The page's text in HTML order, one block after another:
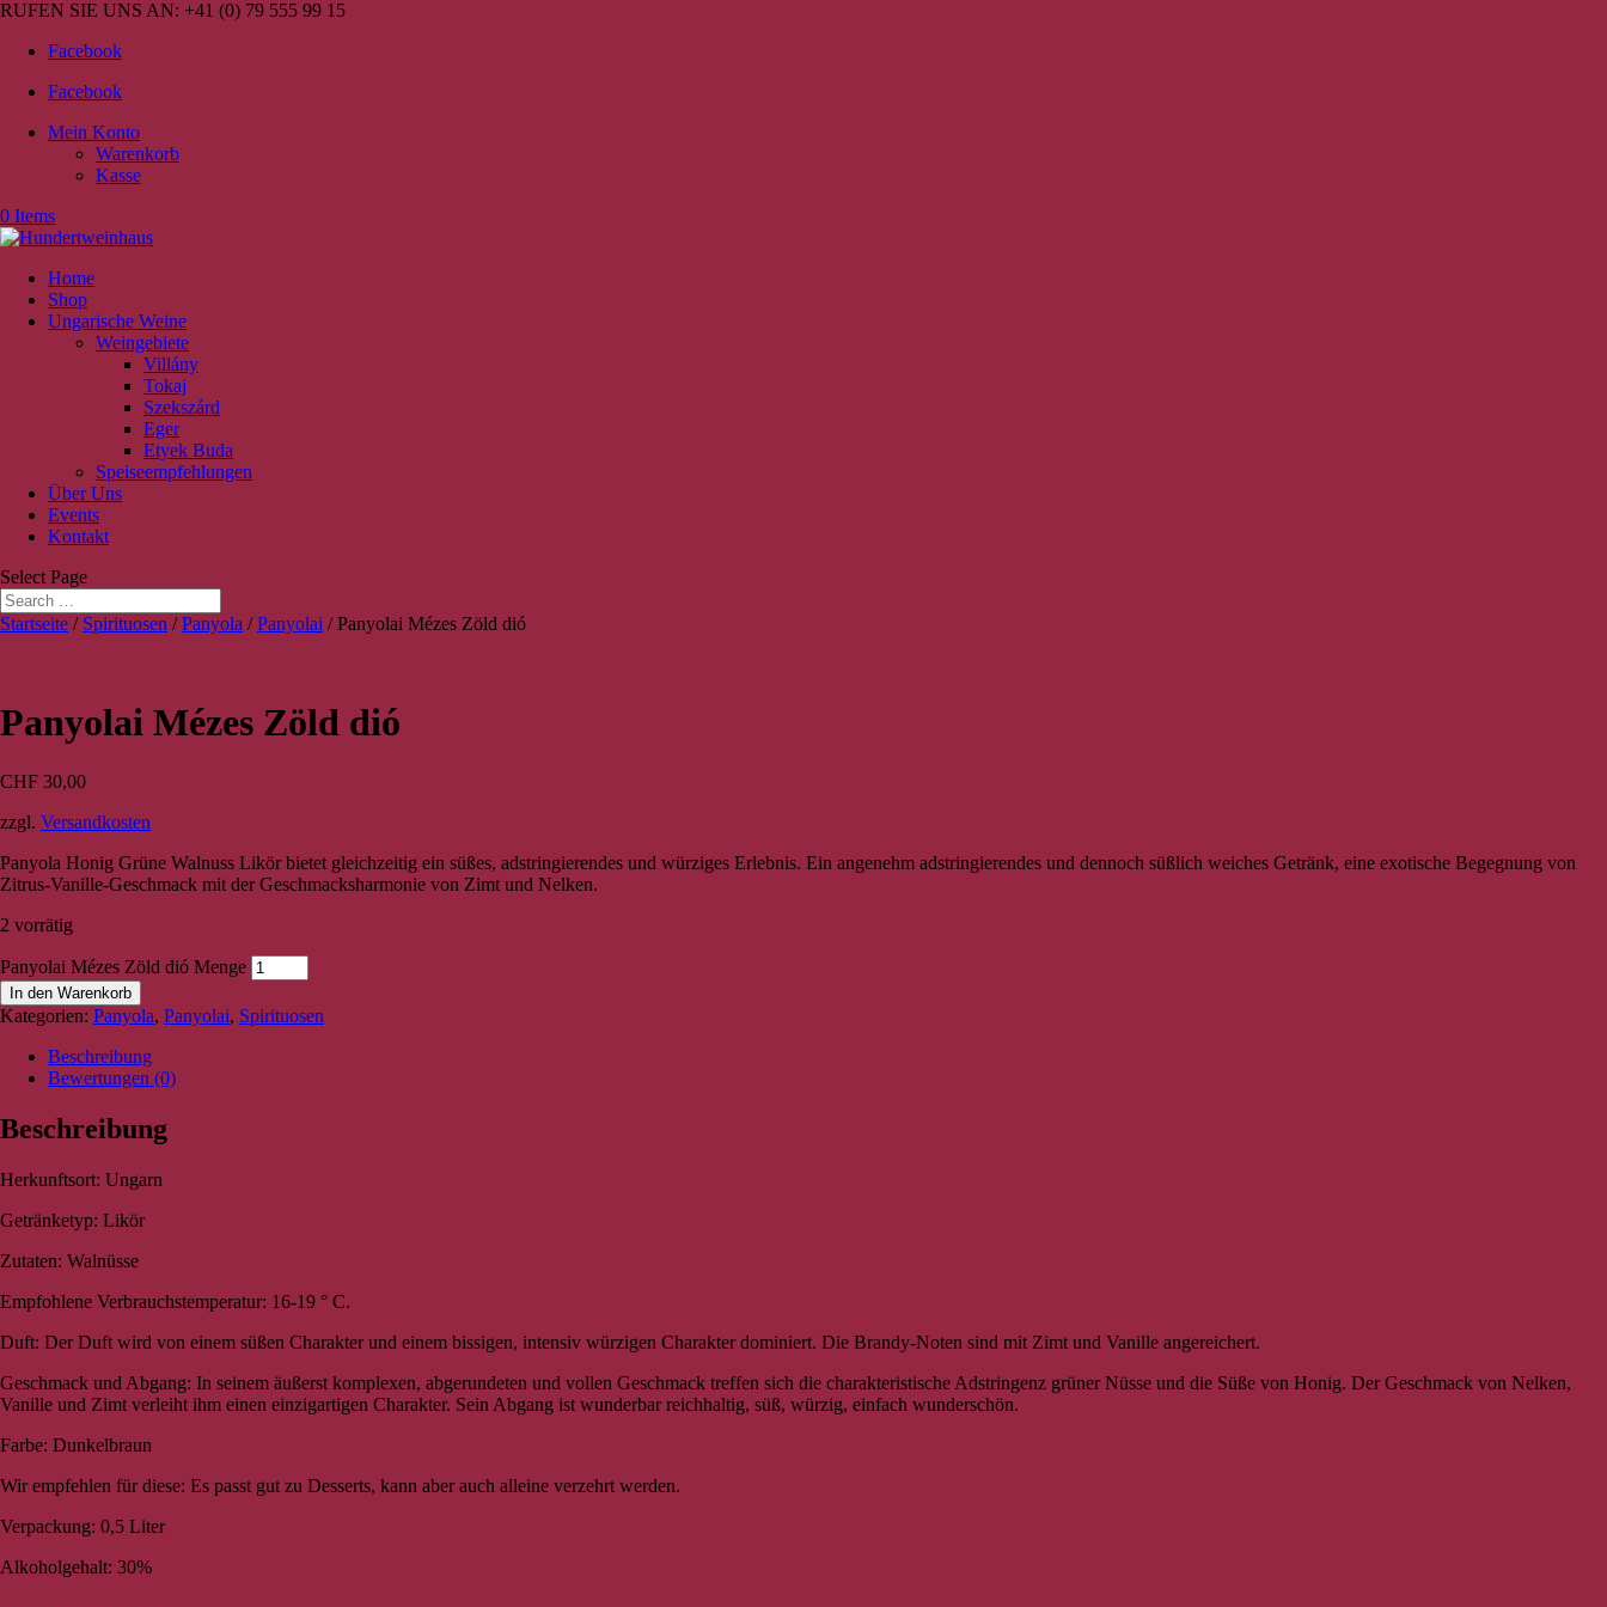
RUFEN SIE UNS AN: +41 (0) 79 555 99 15
Facebook
Facebook
Mein Konto
Warenkorb
Kasse
0 Items
Home
Shop
Ungarische Weine
Weingebiete
Villány
Tokaj
Szekszárd
Eger
Etyek Buda
Speiseempfehlungen
Über Uns
Events
Kontakt
Select Page
Startseite / Spirituosen /Panyola /Panyolai / Panyolai Mézes Zöld dió
Panyolai Mézes Zöld dió
CHF 30,00
zzgl. Versandkosten
Panyola Honig Grüne Walnuss Likör bietet gleichzeitig ein süßes, adstringierendes und würziges Erlebnis. Ein angenehm adstringierendes und dennoch süßlich weiches Getränk, eine exotische Begegnung von
Zitrus-Vanille-Geschmack mit der Geschmacksharmonie von Zimt und Nelken.
2 vorrätig
Panyolai Mézes Zöld dió Menge
In den Warenkorb
Kategorien: Panyola, Panyolai, Spirituosen
Beschreibung
Bewertungen (0)
Beschreibung
Herkunftsort: Ungarn
Getränketyp: Likör
Zutaten: Walnüsse
Empfohlene Verbrauchstemperatur: 16-19 ° C.
Duft: Der Duft wird von einem süßen Charakter und einem bissigen, intensiv würzigen Charakter dominiert. Die Brandy-Noten sind mit Zimt und Vanille angereichert.
Geschmack und Abgang: In seinem äußerst komplexen, abgerundeten und vollen Geschmack treffen sich die charakteristische Adstringenz grüner Nüsse und die Süße von Honig. Der Geschmack von Nelken,
Vanille und Zimt verleiht ihm einen einzigartigen Charakter. Sein Abgang ist wunderbar reichhaltig, süß, würzig, einfach wunderschön.
Farbe: Dunkelbraun
Wir empfehlen für diese: Es passt gut zu Desserts, kann aber auch alleine verzehrt werden.
Verpackung: 0,5 Liter
Alkoholgehalt: 30%